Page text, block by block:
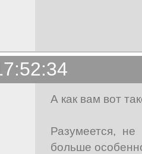
А как вам вот
Разумеется,
больше